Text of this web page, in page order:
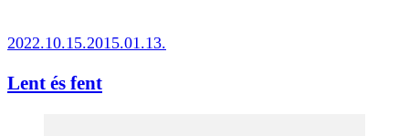
2022.10.15.2015.01.13.
Lent és fent